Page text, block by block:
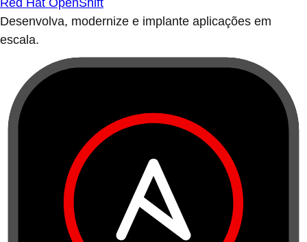
Red Hat OpenShift
Desenvolva, modernize e implante aplicações em
escala.